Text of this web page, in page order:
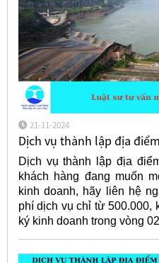
21-11-2024
Dịch vụ thành lập địa
Dịch vụ thành lập địa
khách hàng đang muốn
kinh doanh, hãy liên hệ
phí dịch vụ chỉ từ 500.000,
ký kinh doanh trong vòng